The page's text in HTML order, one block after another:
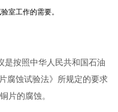
室工作的需要。
按照中华人民共和国石油
腐蚀试验法》所规定的要求
片的腐蚀。